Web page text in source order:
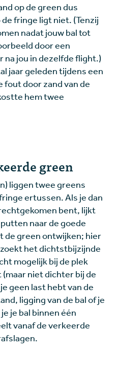
op de green dus
fringe ligt niet. (Tenzij
nadat jouw bal tot
door een
na jou in dezelfde flight.)
jaar geleden tijdens een
fout door zand van de
hem twee
green
liggen twee greens
ertussen. Als je dan
bent, lijkt
naar de goede
de green ontwijken; hier
het dichtstbijzijnde
mogelijk bij de plek
(maar niet dichter bij de
geen last hebt van de
ligging van de bal of je
je bal binnen één
vanaf de verkeerde